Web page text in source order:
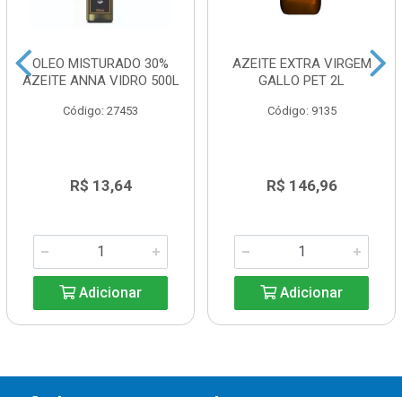
OLEO MISTURADO 30%
AZEITE ANNA VIDRO 500L
Código: 27453
R$ 13,64
Adicionar
AZEITE EXTRA VIRGEM
GALLO PET 2L
Código: 9135
R$ 146,96
Adicionar